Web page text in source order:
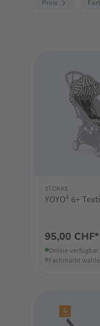
Preis
STOKKE
YOYO³ 6+
95,00 CHF*
Online verfügbar
Fachmarkt